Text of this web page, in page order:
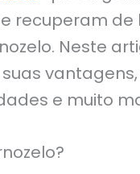
recuperam
Neste
e muito